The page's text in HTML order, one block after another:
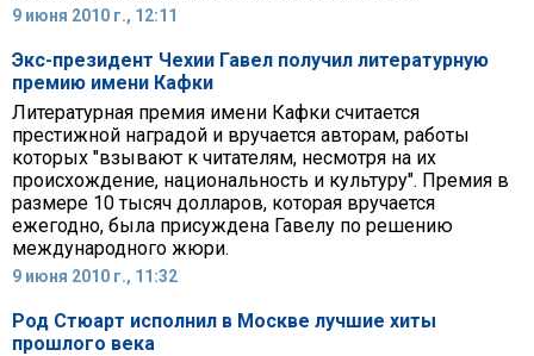
9 июня 2010 г., 12:11
Экс-президент Чехии Гавел получил литературную
премию имени Кафки
Литературная премия имени Кафки считается
престижной наградой и вручается авторам, работы
которых "взывают к читателям, несмотря на их
происхождение, национальность и культуру". Премия в
размере 10 тысяч долларов, которая вручается
ежегодно, была присуждена Гавелу по решению
международного жюри.
9 июня 2010 г., 11:32
Род Стюарт исполнил в Москве лучшие хиты
прошлого века